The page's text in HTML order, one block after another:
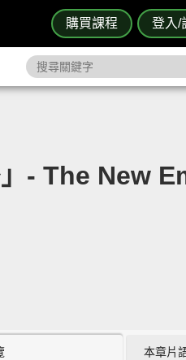
購買課程 登入/
- The New
本章片